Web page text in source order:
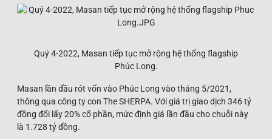
Quý 4-2022, Masan tiếp tục mở rộng hệ thống flagship
Phúc Long.
Masan lần đầu rót vốn vào Phúc Long vào tháng 5/2021,
thông qua công ty con The SHERPA. Với giá trị giao dịch 346 tỷ
đồng đổi lấy 20% cổ phần, mức định giá lần đầu cho chuỗi này
là 1.728 tỷ đồng.